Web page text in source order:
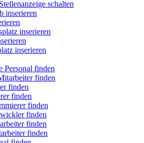
schalten
inserieren
inserieren
inserieren
Personal finden
finden
finden
finden
finden
finden
finden
finden